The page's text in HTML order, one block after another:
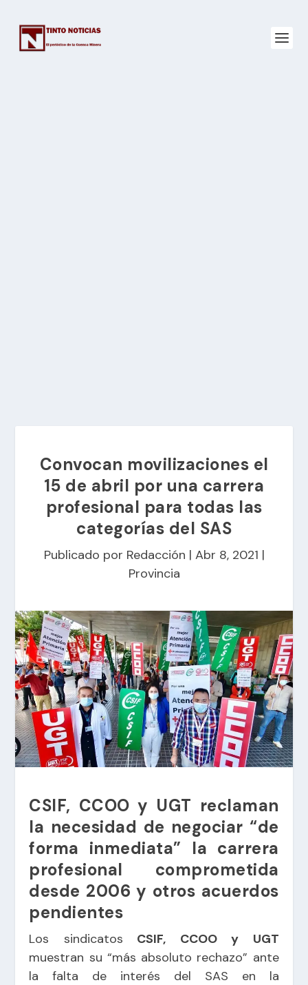
Convocan movilizaciones el
15 de abril por una carrera
profesional para todas las
categorías del SAS
Publicado por Redacción | Abr 8, 2021 |
Provincia
CSIF, CCOO y UGT reclaman
la necesidad de negociar “de
forma inmediata” la carrera
profesional comprometida
desde 2006 y otros acuerdos
pendientes
Los sindicatos CSIF, CCOO y UGT
muestran su “más absoluto rechazo” ante
la falta de interés del SAS en la